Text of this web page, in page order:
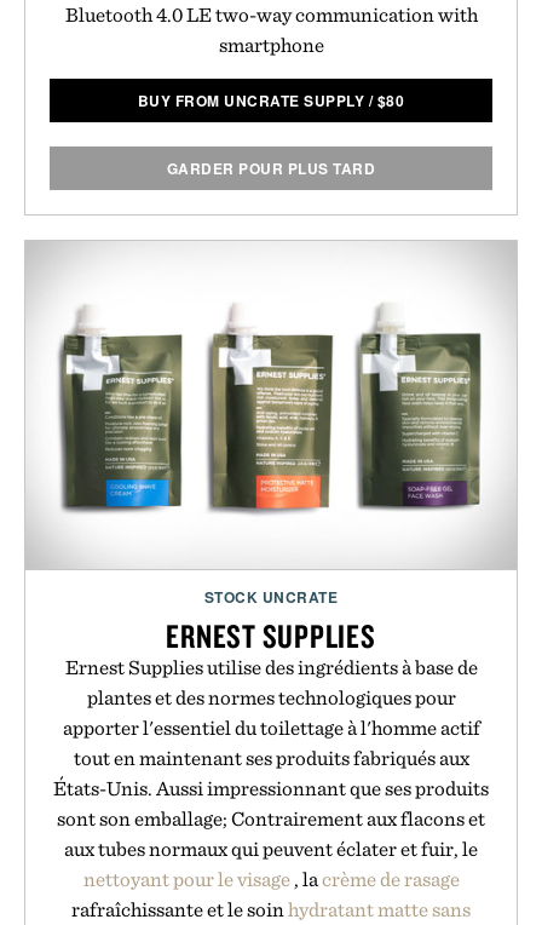
Bluetooth 4.0 LE two-way communication with
smartphone
BUY FROM UNCRATE SUPPLY /$80
GARDER POUR PLUS TARD
STOCK UNCRATE
ERNEST SUPPLIES
Ernest Supplies utilise des ingrédients à base de
plantes et des normes technologiques pour
apporter l'essentiel du toilettage à l'homme actif
tout en maintenant ses produits fabriqués aux
États-Unis. Aussi impressionnant que ses produits
sont son emballage; Contrairement aux flacons et
aux tubes normaux qui peuvent éclater et fuir, le
nettoyant pour le visage, lacrème de rasage
rafraîchissante et le soin hydratant mattesans